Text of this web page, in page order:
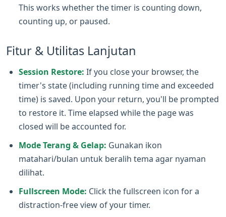
This works whether the timer is counting down,
counting up, or paused.
Fitur & Utilitas Lanjutan
Session Restore: If you close your browser, the
timer's state (including running time and exceeded
time) is saved. Upon your return, you'll be prompted
to restore it. Time elapsed while the page was
closed will be accounted for.
Mode Terang & Gelap: Gunakan ikon
matahari/bulan untuk beralih tema agar nyaman
dilihat.
Fullscreen Mode: Click the fullscreen icon for a
distraction-free view of your timer.